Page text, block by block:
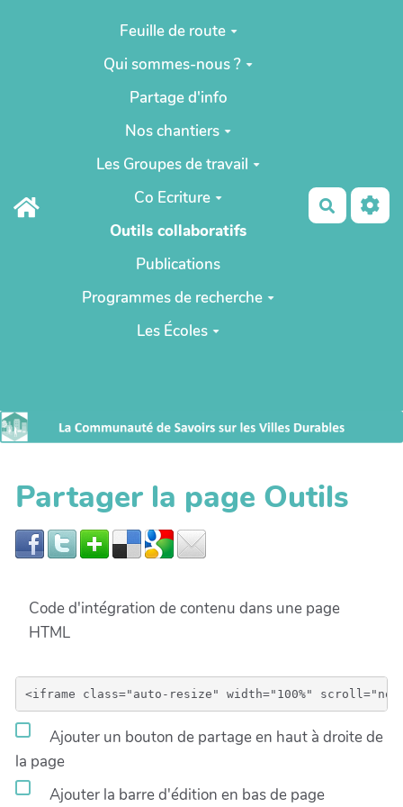
Aller au contenu principal
Feuille de route
Qui sommes-nous ?
Partage d'info
Nos chantiers
Les Groupes de travail
Co Ecriture
Outils collaboratifs
Publications
Programmes de recherche
Les Écoles
Partager la page Outils
Code d'intégration de contenu dans une page
HTML
Ajouter un bouton de partage en haut à droite de
la page
Ajouter la barre d'édition en bas de page